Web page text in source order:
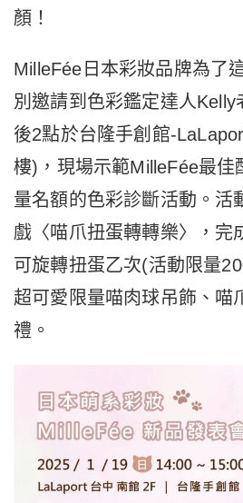
顏！
MilleFée日本彩妝品牌為了
別邀請到色彩鑑定達人Kelly
後2點於台隆手創館-
樓)，現場示範MilleFée最佳
量名額的色彩診斷活動。活
戲〈喵爪扭蛋轉轉樂〉，完
可旋轉扭蛋乙次(活動限量
超可愛限量喵肉球吊飾、喵
禮。